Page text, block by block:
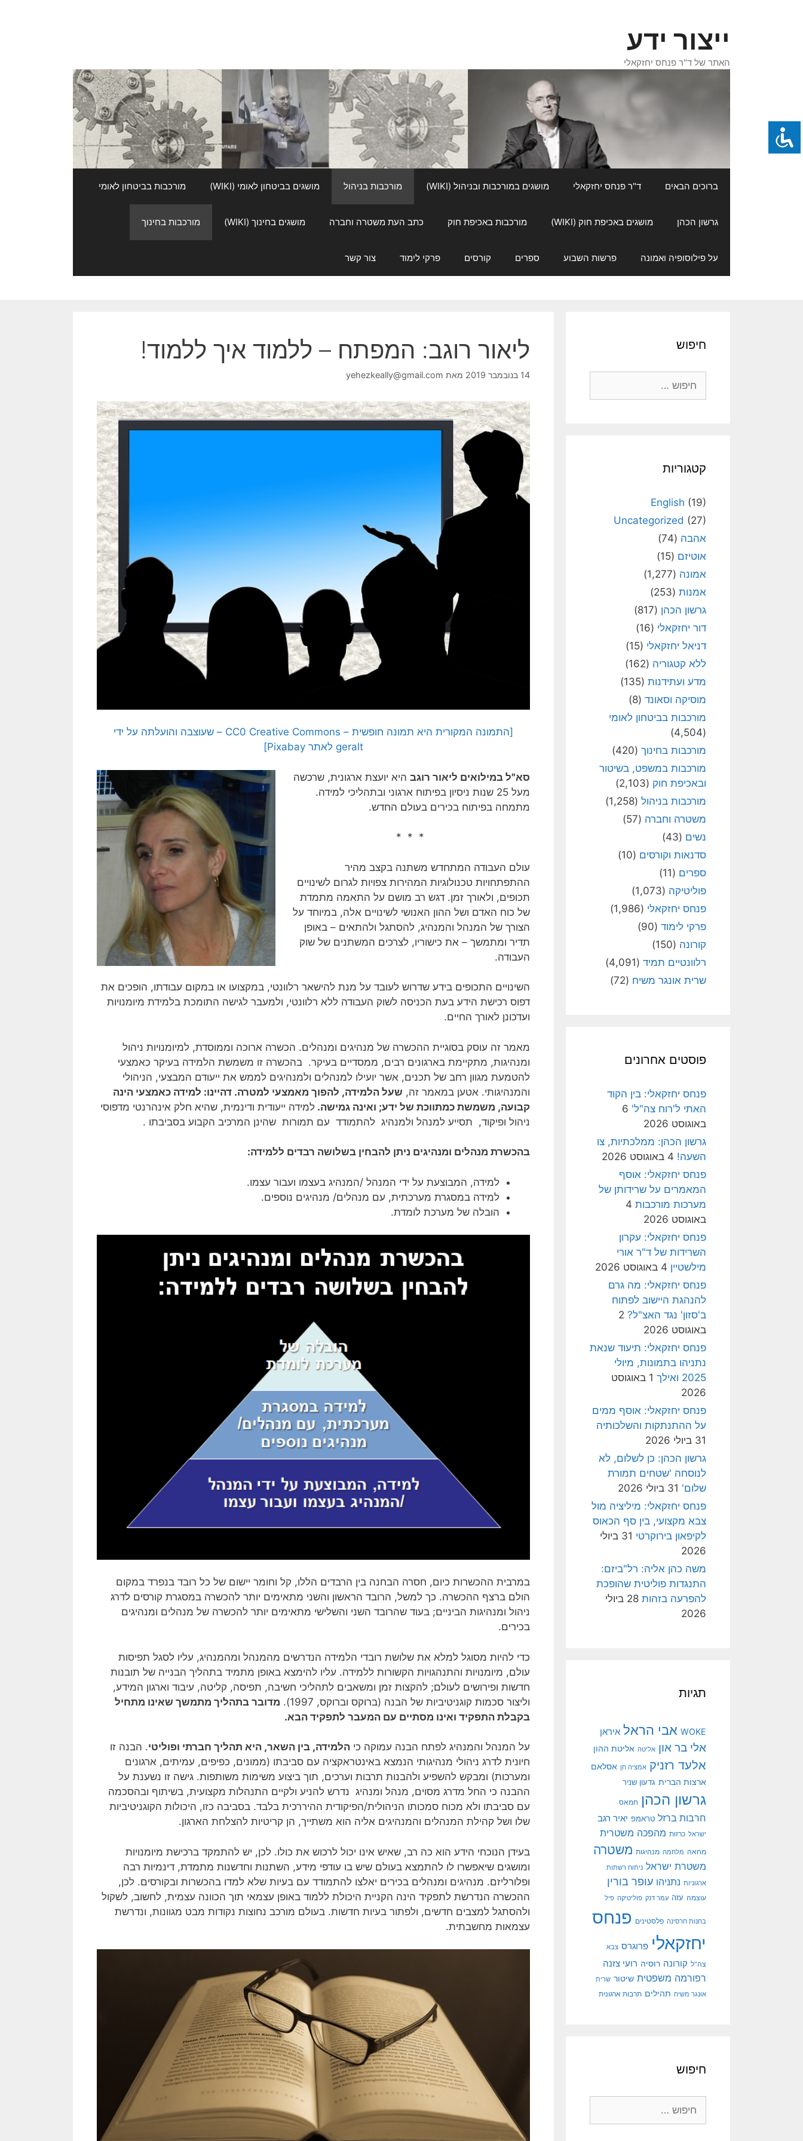
ייצור ידע
האתר של ד"ר פנחס יחזקאלי
ברוכים הבאים ד"ר פנחס יחזקאלי מושגים במורכבות ובניהול (WIKI) מורכבות בניהול מושגים בביטחון לאומי (WIKI) מורכבות בביטחון לאומי
גרשון הכהן מושגים באכיפת חוק (WIKI) מורכבות באכיפת חוק כתב העת משטרה וחברה מושגים בחינוך (WIKI) מורכבות בחינוך
על פילוסופיה ואמונה פרשות השבוע ספרים קורסים פרקי לימוד צור קשר
ליאור רוגב: המפתח – ללמוד איך ללמוד!
14 בנובמבר 2019 מאת yehezkeally@gmail.com
[התמונה המקורית היא תמונה חופשית – CC0 Creative Commons – שעוצבה והועלתה על ידי
geralt לאתר Pixabay]
סא"ל במילואים ליאור רוגב היא יועצת ארגונית, שרכשה
מעל 25 שנות ניסיון בפיתוח ארגוני ובתהליכי למידה.
מתמחה בפיתוח בכירים בעולם החדש.
* * *
עולם העבודה המתחדש משתנה בקצב מהיר
ההתפתחויות טכנולוגיות המהירות צפויות לגרום לשינויים
תכופים, ולאורך זמן. דגש רב מושם על התאמה מתמדת
של כוח האדם ושל ההון האנושי לשינויים אלה, במיוחד על
הצורך של המנהל והמנהיג, להסתגל ולהתאים – באופן
תדיר ומתמשך – את כישוריו, לצרכים המשתנים של שוק
העבודה.
השינויים התכופים בידע שדרוש לעובד על מנת להישאר רלוונטי, במקצועו או במקום עבודתו, הופכים את
דפוס רכישת הידע בעת הכניסה לשוק העבודה ללא רלוונטי, ולמעבר לגישה התומכת בלמידת מיומנויות
ועדכונן לאורך החיים.
מאמר זה עוסק בסוגיית ההכשרה של מנהיגים ומנהלים. הכשרה ארוכה וממוסדת, למיומנויות ניהול
ומנהיגות, מתקיימת בארגונים רבים, ממסדיים בעיקר. בהכשרה זו משמשת הלמידה בעיקר כאמצעי
להטמעת מגוון רחב של תכנים, אשר יועילו למנהלים ולמנהיגים לממש את ייעודם המבצעי, הניהולי
והמנהיגותי. אטען במאמר זה, שעל הלמידה, להפוך מאמצעי למטרה. דהיינו: למידה כאמצעי הינה
קבועה, משמשת כמתווכת של ידע; ואינה גמישה. למידה ייעודית ודינמית, שהיא חלק אינהרנטי מדפוסי
ניהול ופיקוד, תסייע למנהל ולמנהיג להתמודד עם תמורות שהינן המרכיב הקבוע בסביבתו .
בהכשרת מנהלים ומנהיגים ניתן להבחין בשלושה רבדים ללמידה:
למידה, המבוצעת על ידי המנהל /המנהיג בעצמו ועבור עצמו.
למידה במסגרת מערכתית, עם מנהלים/ מנהיגים נוספים.
הובלה של מערכת לומדת.
במרבית ההכשרות כיום, חסרה הבחנה בין הרבדים הללו, קל וחומר יישום של כל רובד בנפרד במקום
הולם ברצף ההכשרה. כך למשל, הרובד הראשון והשני מתאימים יותר להכשרה במסגרת קורסים לדרג
ניהול ומנהיגות הביניים; בעוד שהרובד השני והשלישי מתאימים יותר להכשרה של מנהלים ומנהיגים
בכירים.
כדי להיות מסוגל למלא את שלושת רובדי הלמידה הנדרשים מהמנהל ומהמנהיג, עליו לסגל תפיסות
עולם, מיומנויות והתנהגויות הקשורות ללמידה. עליו להימצא באופן מתמיד בתהליך הבנייה של תובנות
חדשות ופירושים לעולם; להקצות זמן ומשאבים לתהליכי חשיבה, תפיסה, קליטה, עיבוד וארגון המידע,
וליצור סכמות קוגניטיביות של הבנה (ברוקס וברוקס, 1997).
מדובר בתהליך מתמשך שאינו מתחיל
בקבלת התפקיד ואינו מסתיים עם המעבר לתפקיד הבא.
על המנהל והמנהיג לפתח הבנה עמוקה כי הלמידה, בין השאר, היא תהליך חברתי ופוליטי. הבנה זו
חיונית לדרג ניהולי מנהיגותי הנמצא באינטראקציה עם סביבתו (ממונים, כפיפים, עמיתים, ארגונים
ומערכות) ומבקש להשפיע ולהבנות תרבות וערכים, תוך ביצוע משימות משותפות. גישה זו נשענת על
ההבנה כי החל מדרג מסוים, מנהל ומנהיג נדרש להניע ולקיים התנהלות מקצועית, בשיתוף ובהסכמה
עם סביבתו ולא מכוח סמכותו הניהולית/הפיקודית ההיררכית בלבד. בסביבה כזו, היכולות הקוגניטיביות
שלו ושל קהילת המנהלים והמנהיגים אליה הוא משתייך, הן קריטיות להצלחת הארגון.
בעידן הנוכחי הידע הוא כה רב, שאיש אינו יכול לרכוש את כולו. לכן, יש להתמקד ברכישת מיומנויות
ומושגים שיאפשרו לו להתמצא בעולם שיש בו עודפי מידע, השתנות וחדשנות מתמדת, דינמיות רבה
ופלורליזם. מנהיגים ומנהלים בכירים יאלצו להתמודד עם בעיות שלא למדו בהכשרות ובקורסים. לכן,
ההכשרה הנדרשת לתפקיד הינה הקניית היכולת ללמוד באופן עצמאי תוך הכוונה עצמית, לחשוב, לשקול
ולהסתגל למצבים חדשים, ולפתור בעיות חדשות. בעולם מורכב נחוצות נקודות מבט מגוונות, ונדרשת
עצמאות מחשבתית.
חיפוש
קטגוריות
English (19)
Uncategorized (27)
אהבה (74)
אוטיזם (15)
אמונה (1,277)
אמנות (253)
גרשון הכהן (817)
דור יחזקאלי (16)
דניאל יחזקאלי (15)
ללא קטגוריה (162)
מדע ועתידנות (135)
מוסיקה וסאונד (8)
מורכבות בביטחון לאומי
(4,504)
מורכבות בחינוך (420)
מורכבות במשפט, בשיטור
ובאכיפת חוק (2,103)
מורכבות בניהול (1,258)
משטרה וחברה (57)
נשים (43)
סדנאות וקורסים (10)
ספרים (11)
פוליטיקה (1,073)
פנחס יחזקאלי (1,986)
פרקי לימוד (90)
קורונה (150)
רלוונטיים תמיד (4,091)
שרית אונגר משיח (72)
פוסטים אחרונים
פנחס יחזקאלי: בין הקוד
האתי ל'רוח צה"ל' 6
באוגוסט 2026
גרשון הכהן: ממלכתיות, צו
השעה! 4 באוגוסט 2026
פנחס יחזקאלי: אוסף
המאמרים על שרידותן של
מערכות מורכבות 4
באוגוסט 2026
פנחס יחזקאלי: עקרון
השרידות של ד"ר אורי
מילשטיין 4 באוגוסט 2026
פנחס יחזקאלי: מה גרם
להנהגת היישוב לפתוח
ב'סזון' נגד האצ"ל? 2
באוגוסט 2026
פנחס יחזקאלי: תיעוד שנאת
נתניהו בתמונות, מיולי
2025 ואילך
1 באוגוסט
2026
פנחס יחזקאלי: אוסף ממים
על ההתנתקות והשלכותיה
31 ביולי 2026
גרשון הכהן: כן לשלום, לא
לנוסחה 'שטחים תמורת
שלום' 31 ביולי 2026
פנחס יחזקאלי: מיליציה מול
צבא מקצועי, בין סף הכאוס
לקיפאון בירוקרטי
31 ביולי
2026
משה כהן אליה: רל"ביזם:
התנגדות פוליטית שהופכת
להפרעה בזהות
28 ביולי
2026
תגיות
WOKE אבי הראל איראן
אלי בר און אליטה אליטת ההון
אלעד רזניק אמציה חן אסלאם
ארצות הברית גדעון שניר
גרשון הכהן חמאס
חרבות ברזל טראמפ יאיר רגב
ישראל כרזות מהפכה משטרית
מחאה מלחמה מנהיגות משטרה
משטרת ישראל ניתוח רשתות
ארגוניות נתניהו עופר בורין
עוצמה עזה עמר דנק פוליטיקה פיל
בחנות חרסינה פלסטינים פנחס
יחזקאלי פרוגרס צבא
צה"ל קורונה רוסיה רועי צזנה
רפורמה משפטית שיטור שרית
אונגר משיח תהילים תרבות ארגונית
חיפוש